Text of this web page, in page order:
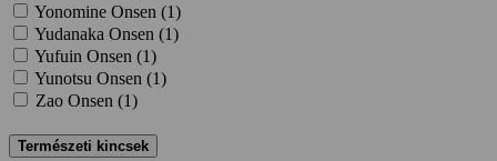
Yonomine Onsen (1)
Yudanaka Onsen (1)
Yufuin Onsen (1)
Yunotsu Onsen (1)
Zao Onsen (1)
Természeti kincsek